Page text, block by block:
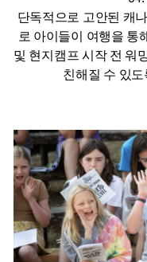
단독적으로 고안된 캐
로 아이들이 여행을 통
및 현지캠프 시작 전 워
친해질 수 있